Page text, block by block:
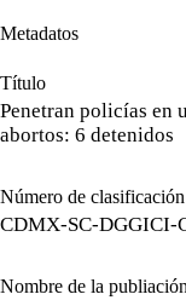
Metadatos
Título
Penetran policías en
abortos: 6 detenidos
Número de clasificación
CDMX-SC-DGGICI-
Nombre de la